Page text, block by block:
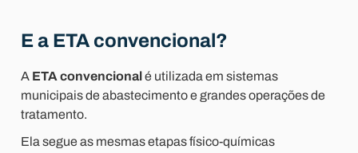
E a ETA convencional?
A ETA convencional é utilizada em sistemas
municipais de abastecimento e grandes operações de
tratamento.
Ela segue as mesmas etapas físico-químicas